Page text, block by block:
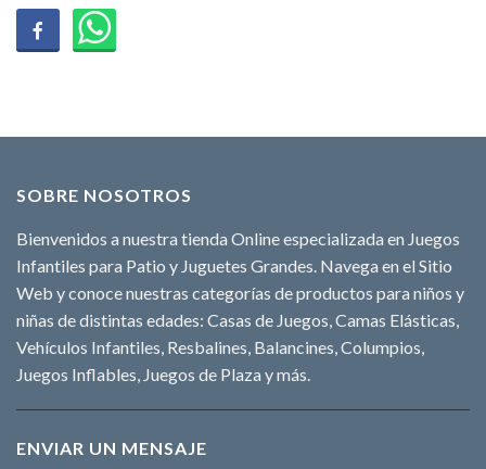
SOBRE NOSOTROS
Bienvenidos a nuestra tienda Online especializada en Juegos
Infantiles para Patio y Juguetes Grandes. Navega en el Sitio
Web y conoce nuestras categorías de productos para niños y
niñas de distintas edades: Casas de Juegos, Camas Elásticas,
Vehículos Infantiles, Resbalines, Balancines, Columpios,
Juegos Inflables, Juegos de Plaza y más.
ENVIAR UN MENSAJE